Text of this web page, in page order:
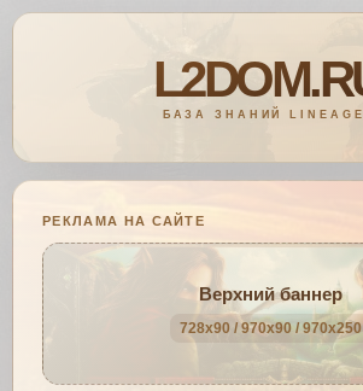
РЕКЛАМА НА САЙТЕ
Верхний баннер
728x90 / 970x90 / 970x250